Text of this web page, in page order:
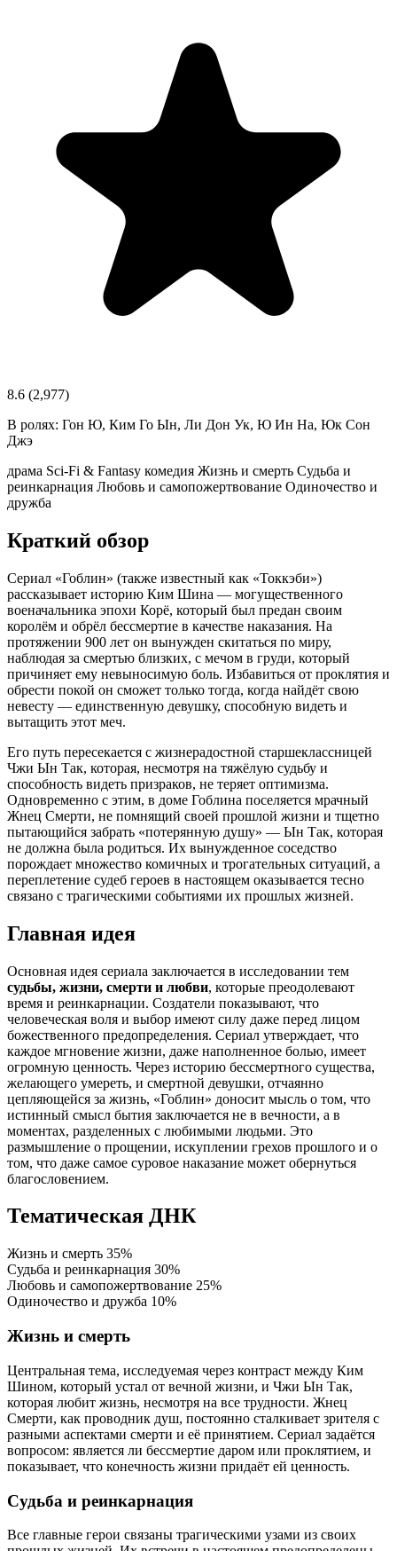
8.6 (2,977)
В ролях: Гон Ю, Ким Го Ын, Ли Дон Ук, Ю Ин На, Юк Сон
Джэ
драма Sci-Fi & Fantasy комедия Жизнь и смерть Судьба и
реинкарнация Любовь и самопожертвование Одиночество и
дружба
Краткий обзор
Сериал «Гоблин» (также известный как «Токкэби»)
рассказывает историю Ким Шина — могущественного
военачальника эпохи Корё, который был предан своим
королём и обрёл бессмертие в качестве наказания. На
протяжении 900 лет он вынужден скитаться по миру,
наблюдая за смертью близких, с мечом в груди, который
причиняет ему невыносимую боль. Избавиться от проклятия и
обрести покой он сможет только тогда, когда найдёт свою
невесту — единственную девушку, способную видеть и
вытащить этот меч.
Его путь пересекается с жизнерадостной старшеклассницей
Чжи Ын Так, которая, несмотря на тяжёлую судьбу и
способность видеть призраков, не теряет оптимизма.
Одновременно с этим, в доме Гоблина поселяется мрачный
Жнец Смерти, не помнящий своей прошлой жизни и тщетно
пытающийся забрать «потерянную душу» — Ын Так, которая
не должна была родиться. Их вынужденное соседство
порождает множество комичных и трогательных ситуаций, а
переплетение судеб героев в настоящем оказывается тесно
связано с трагическими событиями их прошлых жизней.
Главная идея
Основная идея сериала заключается в исследовании тем
судьбы, жизни, смерти и любви, которые преодолевают
время и реинкарнации. Создатели показывают, что
человеческая воля и выбор имеют силу даже перед лицом
божественного предопределения. Сериал утверждает, что
каждое мгновение жизни, даже наполненное болью, имеет
огромную ценность. Через историю бессмертного существа,
желающего умереть, и смертной девушки, отчаянно
цепляющейся за жизнь, «Гоблин» доносит мысль о том, что
истинный смысл бытия заключается не в вечности, а в
моментах, разделенных с любимыми людьми. Это
размышление о прощении, искуплении грехов прошлого и о
том, что даже самое суровое наказание может обернуться
благословением.
Тематическая ДНК
Жизнь и смерть 35%
Судьба и реинкарнация 30%
Любовь и самопожертвование 25%
Одиночество и дружба 10%
Жизнь и смерть
Центральная тема, исследуемая через контраст между Ким
Шином, который устал от вечной жизни, и Чжи Ын Так,
которая любит жизнь, несмотря на все трудности. Жнец
Смерти, как проводник душ, постоянно сталкивает зрителя с
разными аспектами смерти и её принятием. Сериал задаётся
вопросом: является ли бессмертие даром или проклятием, и
показывает, что конечность жизни придаёт ей ценность.
Судьба и реинкарнация
Все главные герои связаны трагическими узами из своих